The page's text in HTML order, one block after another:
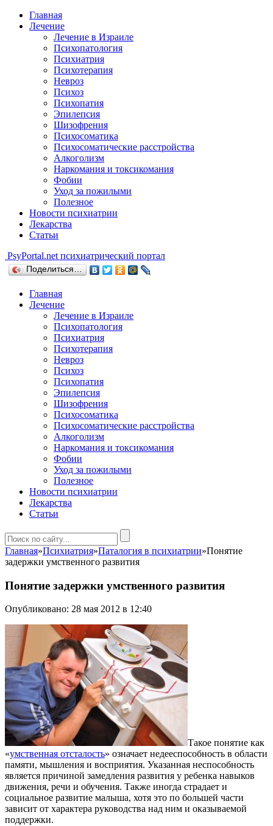
Главная
Лечение
Лечение в Израиле
Психопатология
Психиатрия
Психотерапия
Невроз
Психоз
Психопатия
Эпилепсия
Шизофрения
Психосоматика
Психосоматические расстройства
Алкоголизм
Наркомания и токсикомания
Фобии
Уход за пожилыми
Полезное
Новости психиатрии
Лекарства
Статьи
PsyPortal.net психиатрический портал
Поделиться…
Главная
Лечение
Лечение в Израиле
Психопатология
Психиатрия
Психотерапия
Невроз
Психоз
Психопатия
Эпилепсия
Шизофрения
Психосоматика
Психосоматические расстройства
Алкоголизм
Наркомания и токсикомания
Фобии
Уход за пожилыми
Полезное
Новости психиатрии
Лекарства
Статьи
Главная»Психиатрия»Паталогия в психиатрии»Понятие
задержки умственного развития
Понятие задержки умственного развития
Опубликовано: 28 мая 2012 в 12:40
Такое понятие как
«умственная отсталость» означает недееспособность в области
памяти, мышления и восприятия. Указанная неспособность
является причиной замедления развития у ребенка навыков
движения, речи и обучения. Также иногда страдает и
социальное развитие малыша, хотя это по большей части
зависит от характера руко­водства над ним и оказываемой
поддержки.